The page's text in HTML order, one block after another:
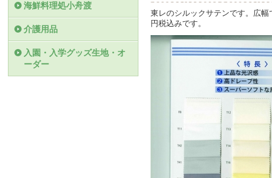
東レのシルックサテンです。広
円税込みです。
海鮮料理処小舟渡
介護用品
入園・入学グッズ生地・オ
ーダー